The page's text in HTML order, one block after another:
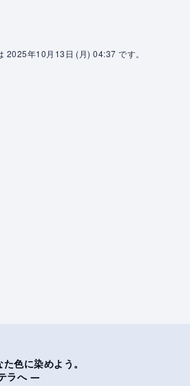
2025年10月13日 (月) 04:37 です。
色に染めよう。
ラへ ―